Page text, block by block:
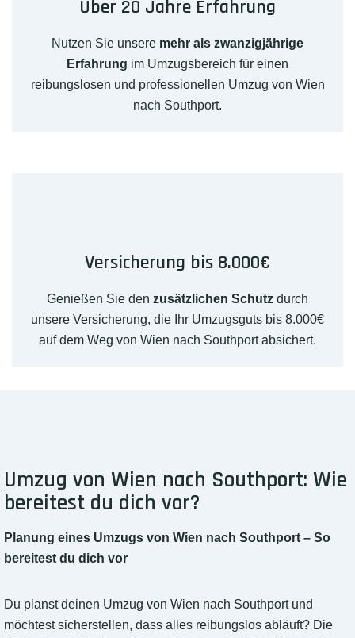
Über 20 Jahre Erfahrung
Nutzen Sie unsere mehr als zwanzigjährige
Erfahrung im Umzugsbereich für einen
reibungslosen und professionellen Umzug von Wien
nach Southport.
Versicherung bis 8.000€
Genießen Sie den zusätzlichen Schutz durch
unsere Versicherung, die Ihr Umzugsguts bis 8.000€
auf dem Weg von Wien nach Southport absichert.
Umzug von Wien nach Southport: Wie
bereitest du dich vor?
Planung eines Umzugs von Wien nach Southport – So
bereitest du dich vor
Du planst deinen Umzug von Wien nach Southport und
möchtest sicherstellen, dass alles reibungslos abläuft? Die